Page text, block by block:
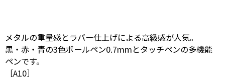
メタルの重量感とラバー仕上げによる高級感が人気。
黒・赤・青の3色ボールペン0.7mmとタッチペンの多機能
ペンです。
［A10］